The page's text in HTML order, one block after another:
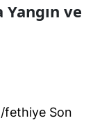
ve
Son